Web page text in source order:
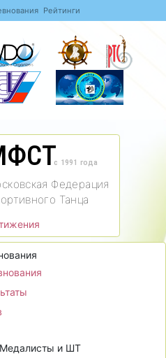
Рейтинги
c 1991 года
Федерация
Танца
Медалисты и ШТ